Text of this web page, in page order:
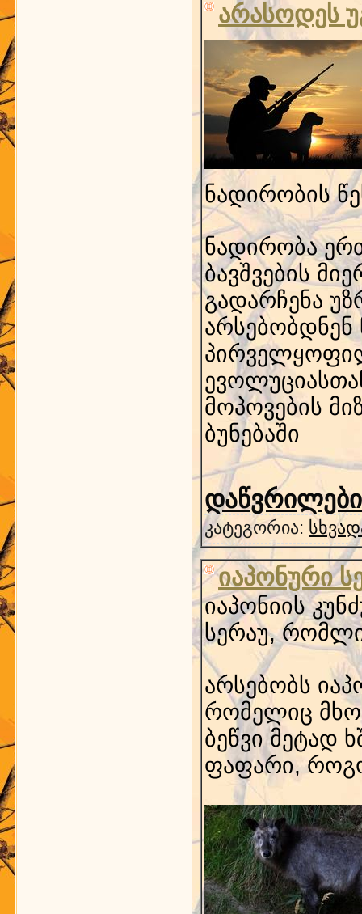
არასოდეს
ნადირობის
ნადირობა
ბავშვების
გადარჩენა
არსებობდნენ
მოპოვების
ბუნებაში
კატეგორია:
იაპონური
იაპონიის
სერაუ,
არსებობს
რომელიც
ბეწვი მეტად
ფაფარი,